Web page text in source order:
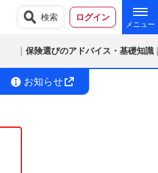
検索 ログイン
保険選びのアドバイス・基礎知識
お知らせ